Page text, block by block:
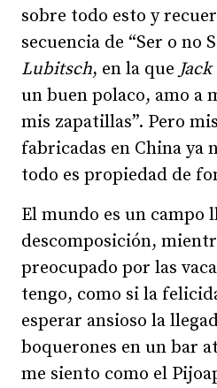
sobre todo esto y
secuencia de “Ser o no
Lubitsch, en la que
un buen polaco, amo a
mis zapatillas”. Pero
fabricadas en China ya
todo es propiedad de
El mundo es un campo
descomposición,
preocupado por las
tengo, como si la
esperar ansioso la
boquerones en un bar
me siento como el